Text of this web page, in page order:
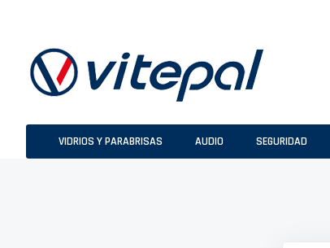
VIDRIOS Y PARABRISAS AUDIO SEGURIDAD